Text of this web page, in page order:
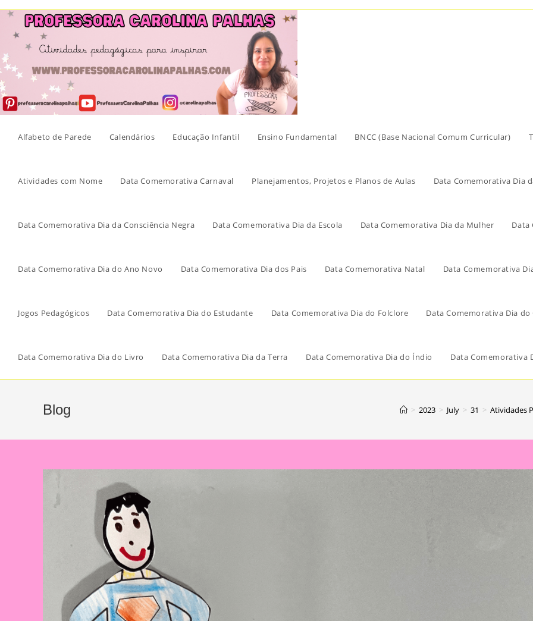
Skip
content
Alfabeto de Parede Calendários Educação Infantil Ensino Fundamental BNCC (Base Nacional Comum Curricular)
Atividades com Nome Data Comemorativa Carnaval Planejamentos, Projetos e Planos de Aulas Data Comemorativa Dia
Data Comemorativa Dia da Consciência Negra Data Comemorativa Dia da Escola Data Comemorativa Dia da Mulher Data
Data Comemorativa Dia do Ano Novo Data Comemorativa Dia dos Pais Data Comemorativa Natal Data Comemorativa
Jogos Pedagógicos Data Comemorativa Dia do Estudante Data Comemorativa Dia do Folclore Data Comemorativa Dia do
Data Comemorativa Dia do Livro Data Comemorativa Dia da Terra Data Comemorativa Dia do Índio Data Comemorativa
Blog > 2023 > July > 31 > Atividades